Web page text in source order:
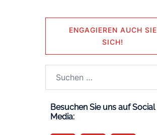
ENGAGIEREN AUCH SIE
SICH!
Besuchen Sie uns auf Social
Media: